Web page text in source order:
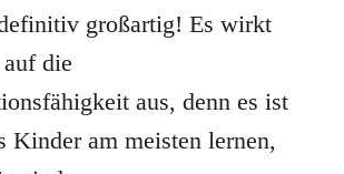
großartig! Es wirkt
die
aus, denn es ist
Kinder am meisten lernen,